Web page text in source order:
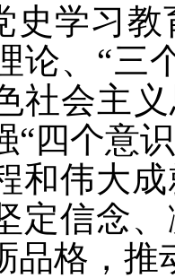
学习教
论、 “三
社会主
“四个意
和伟大
定信念
品格，推